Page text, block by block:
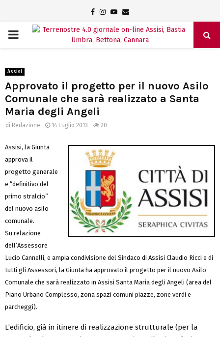
Facebook
Instagram
Youtube
Email
PRIMARY
Assisi
Approvato il progetto per il nuovo Asilo
Comunale che sarà realizzato a Santa
Maria degli Angeli
di Redazione 14 Luglio 2013 20
Assisi, la Giunta
approva il
progetto generale
e “definitivo del
primo stralcio”
del nuovo asilo
comunale.
Su relazione
dell’Assessore
Lucio Cannelli, e ampia condivisione del Sindaco di Assisi Claudio Ricci e di
tutti gli Assessori, la Giunta ha approvato il progetto per il nuovo Asilo
Comunale che sarà realizzato in Assisi Santa Maria degli Angeli (area del
Piano Urbano Complesso, zona spazi comuni piazze, zone verdi e
parcheggi).
L’edificio, già in itinere di realizzazione strutturale (per la